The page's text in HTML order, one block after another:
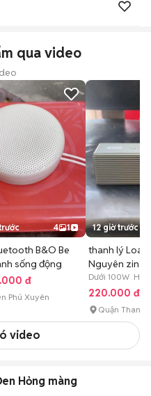
qua video
4 1
B&O Be
sống động
đ
Phú Xuyên
12 giờ trước
thanh lý Loa
Nguyên zin
hay
Dưới 100W Hết
220.000 đ
Quận Thanh
video
Hỏng màng